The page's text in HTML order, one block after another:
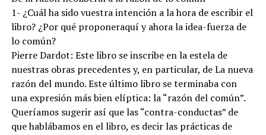
1- ¿Cuál ha sido vuestra intención a la hora de escribir el
libro? ¿Por qué proponeraquí y ahora la idea-fuerza de
lo común?
Pierre Dardot: Este libro se inscribe en la estela de
nuestras obras precedentes y, en particular, de La nueva
razón del mundo. Este último libro se terminaba con
una expresión más bien elíptica: la “razón del común”.
Queríamos sugerir así que las “contra-conductas” de
que hablábamos en el libro, es decir las prácticas de